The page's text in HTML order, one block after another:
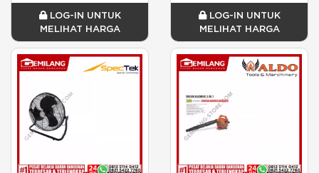
LOG-IN UNTUK
MELIHAT HARGA
LOG-IN UNTUK
MELIHAT HARGA